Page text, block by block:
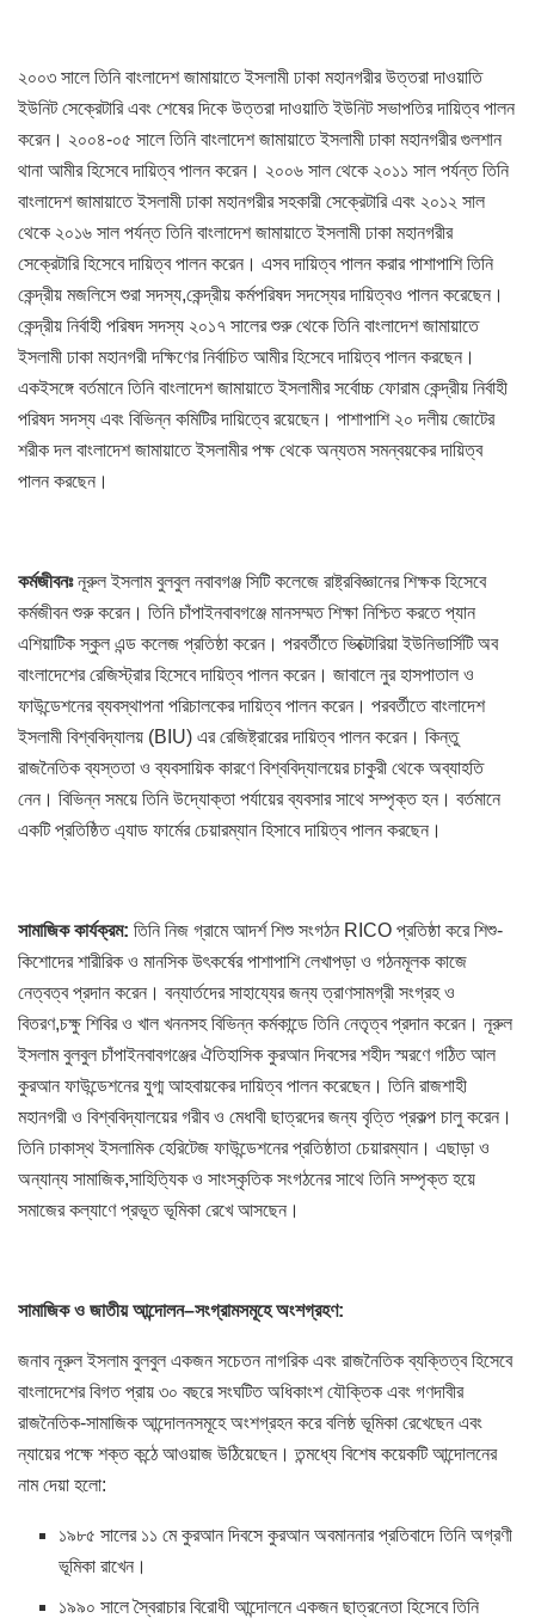
২০০৩ সালে তিনি বাংলাদেশ জামায়াতে ইসলামী ঢাকা মহানগরীর উত্তরা দাওয়াতি
ইউনিট সেক্রেটারি এবং শেষের দিকে উত্তরা দাওয়াতি ইউনিট সভাপতির দায়িত্ব পালন
করেন। ২০০৪-০৫ সালে তিনি বাংলাদেশ জামায়াতে ইসলামী ঢাকা মহানগরীর গুলশান
থানা আমীর হিসেবে দায়িত্ব পালন করেন। ২০০৬ সাল থেকে ২০১১ সাল পর্যন্ত তিনি
বাংলাদেশ জামায়াতে ইসলামী ঢাকা মহানগরীর সহকারী সেক্রেটারি এবং ২০১২ সাল
থেকে ২০১৬ সাল পর্যন্ত তিনি বাংলাদেশ জামায়াতে ইসলামী ঢাকা মহানগরীর
সেক্রেটারি হিসেবে দায়িত্ব পালন করেন। এসব দায়িত্ব পালন করার পাশাপাশি তিনি
কেন্দ্রীয় মজলিসে শুরা সদস্য,কেন্দ্রীয় কর্মপরিষদ সদস্যের দায়িত্বও পালন করেছেন।
কেন্দ্রীয় নির্বাহী পরিষদ সদস্য ২০১৭ সালের শুরু থেকে তিনি বাংলাদেশ জামায়াতে
ইসলামী ঢাকা মহানগরী দক্ষিণের নির্বাচিত আমীর হিসেবে দায়িত্ব পালন করছেন।
একইসঙ্গে বর্তমানে তিনি বাংলাদেশ জামায়াতে ইসলামীর সর্বোচ্চ ফোরাম কেন্দ্রীয় নির্বাহী
পরিষদ সদস্য এবং বিভিন্ন কমিটির দায়িত্বে রয়েছেন। পাশাপাশি ২০ দলীয় জোটের
শরীক দল বাংলাদেশ জামায়াতে ইসলামীর পক্ষ থেকে অন্যতম সমন্বয়কের দায়িত্ব
পালন করছেন।
কর্মজীবনঃনূরুল ইসলাম বুলবুল নবাবগঞ্জ সিটি কলেজে রাষ্ট্রবিজ্ঞানের শিক্ষক হিসেবে
কর্মজীবন শুরু করেন। তিনি চাঁপাইনবাবগঞ্জে মানসম্মত শিক্ষা নিশ্চিত করতে প্যান
এশিয়াটিক স্কুল এন্ড কলেজ প্রতিষ্ঠা করেন। পরবর্তীতে ভিক্টোরিয়া ইউনিভার্সিটি অব
বাংলাদেশের রেজিস্ট্রার হিসেবে দায়িত্ব পালন করেন। জাবালে নুর হাসপাতাল ও
ফাউন্ডেশনের ব্যবস্থাপনা পরিচালকের দায়িত্ব পালন করেন। পরবর্তীতে বাংলাদেশ
ইসলামী বিশ্ববিদ্যালয় (BIU) এর রেজিষ্ট্রারের দায়িত্ব পালন করেন। কিন্তু
রাজনৈতিক ব্যস্ততা ও ব্যবসায়িক কারণে বিশ্ববিদ্যালয়ের চাকুরী থেকে অব্যাহতি
নেন। বিভিন্ন সময়ে তিনি উদ্যোক্তা পর্যায়ের ব্যবসার সাথে সম্পৃক্ত হন। বর্তমানে
একটি প্রতিষ্ঠিত এ্যাড ফার্মের চেয়ারম্যান হিসাবে দায়িত্ব পালন করছেন।
সামাজিক কার্যক্রম: তিনি নিজ গ্রামে আদর্শ শিশু সংগঠন RICO প্রতিষ্ঠা করে শিশু-
কিশোদের শারীরিক ও মানসিক উৎকর্ষের পাশাপাশি লেখাপড়া ও গঠনমূলক কাজে
নেত্বত্ব প্রদান করেন। বন্যার্তদের সাহায্যের জন্য ত্রাণসামগ্রী সংগ্রহ ও
বিতরণ,চক্ষু শিবির ও খাল খননসহ বিভিন্ন কর্মকান্ডে তিনি নেতৃত্ব প্রদান করেন। নূরুল
ইসলাম বুলবুল চাঁপাইনবাবগঞ্জের ঐতিহাসিক কুরআন দিবসের শহীদ স্মরণে গঠিত আল
কুরআন ফাউন্ডেশনের যুগ্ম আহবায়কের দায়িত্ব পালন করেছেন। তিনি রাজশাহী
মহানগরী ও বিশ্ববিদ্যালয়ের গরীব ও মেধাবী ছাত্রদের জন্য বৃত্তি প্রকল্প চালু করেন।
তিনি ঢাকাস্থ ইসলামিক হেরিটেজ ফাউন্ডেশনের প্রতিষ্ঠাতা চেয়ারম্যান। এছাড়া ও
অন্যান্য সামাজিক,সাহিত্যিক ও সাংস্কৃতিক সংগঠনের সাথে তিনি সম্পৃক্ত হয়ে
সমাজের কল্যাণে প্রভূত ভূমিকা রেখে আসছেন।
সামাজিক ও জাতীয় আন্দোলন–সংগ্রামসমূহে অংশগ্রহণ:
জনাব নূরুল ইসলাম বুলবুল একজন সচেতন নাগরিক এবং রাজনৈতিক ব্যক্তিত্ব হিসেবে
বাংলাদেশের বিগত প্রায় ৩০ বছরে সংঘটিত অধিকাংশ যৌক্তিক এবং গণদাবীর
রাজনৈতিক-সামাজিক আন্দোলনসমূহে অংশগ্রহন করে বলিষ্ঠ ভূমিকা রেখেছেন এবং
ন্যায়ের পক্ষে শক্ত কন্ঠে আওয়াজ উঠিয়েছেন। তন্মধ্যে বিশেষ কয়েকটি আন্দোলনের
নাম দেয়া হলো:
১৯৮৫ সালের ১১ মে কুরআন দিবসে কুরআন অবমাননার প্রতিবাদে তিনি অগ্রণী
ভূমিকা রাখেন।
১৯৯০ সালে স্বৈরাচার বিরোধী আন্দোলনে একজন ছাত্রনেতা হিসেবে তিনি